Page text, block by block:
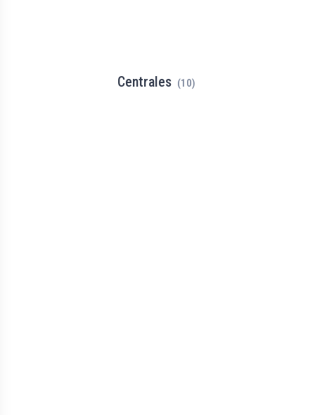
Centrales (10)